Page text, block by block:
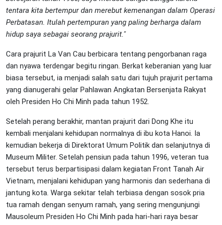
tentara kita bertempur dan merebut kemenangan dalam Operasi
Perbatasan. Itulah pertempuran yang paling berharga dalam
hidup saya sebagai seorang prajurit."
Cara prajurit La Van Cau berbicara tentang pengorbanan raga
dan nyawa terdengar begitu ringan. Berkat keberanian yang luar
biasa tersebut, ia menjadi salah satu dari tujuh prajurit pertama
yang dianugerahi gelar Pahlawan Angkatan Bersenjata Rakyat
oleh Presiden Ho Chi Minh pada tahun 1952.
Setelah perang berakhir, mantan prajurit dari Dong Khe itu
kembali menjalani kehidupan normalnya di ibu kota Hanoi. Ia
kemudian bekerja di Direktorat Umum Politik dan selanjutnya di
Museum Militer. Setelah pensiun pada tahun 1996, veteran tua
tersebut terus berpartisipasi dalam kegiatan Front Tanah Air
Vietnam, menjalani kehidupan yang harmonis dan sederhana di
jantung kota. Warga sekitar telah terbiasa dengan sosok pria
tua ramah dengan senyum ramah, yang sering mengunjungi
Mausoleum Presiden Ho Chi Minh pada hari-hari raya besar